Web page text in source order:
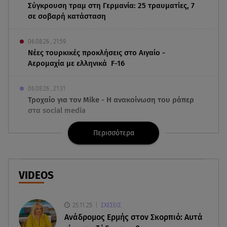
Σύγκρουση τραμ στη Γερμανία: 25 τραυματίες, 7
σε σοβαρή κατάσταση
06.08.26 , 21:59
Νέες τουρκικές προκλήσεις στο Αιγαίο -
Αερομαχία με ελληνικά F-16
06.08.26 , 21:31
Τροχαίο για τον Mike - Η ανακοίνωση του ράπερ
στα social media
06.08.26 , 21:22
Ισραήλ - Κύπρος - Κρήτη: Το μεγαλύτερο
υποθαλάσσιο καλώδιο στον κόσμο
06.08.26 , 21:07
εξοπλισμού στον Άγιο Βασίλειο
Περισσότερα
VIDEOS
25.11.25 ΣΧΕΣΕΙΣ
Ανάδρομος Ερμής στον Σκορπιό: Αυτά